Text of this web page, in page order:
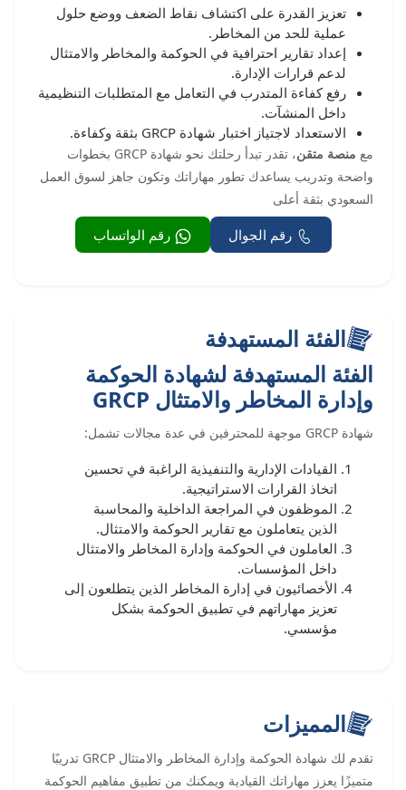
تعزيز القدرة على اكتشاف نقاط الضعف ووضع حلول
عملية للحد من المخاطر.
إعداد تقارير احترافية في الحوكمة والمخاطر والامتثال
لدعم قرارات الإدارة.
رفع كفاءة المتدرب في التعامل مع المتطلبات التنظيمية
داخل المنشآت.
الاستعداد لاجتياز اختبار شهادة GRCP بثقة وكفاءة.
مع منصة متقن
، تقدر تبدأ رحلتك نحو شهادة GRCP بخطوات
واضحة وتدريب يساعدك تطور مهاراتك وتكون جاهز لسوق العمل
السعودي بثقة أعلى
رقم الجوال رقم الواتساب
الفئة المستهدفة
الفئة المستهدفة لشهادة الحوكمة
وإدارة المخاطر والامتثال GRCP
شهادة GRCP موجهة للمحترفين في عدة مجالات تشمل:
القيادات الإدارية والتنفيذية الراغبة في تحسين
اتخاذ القرارات الاستراتيجية.
الموظفون في المراجعة الداخلية والمحاسبة
الذين يتعاملون مع تقارير الحوكمة والامتثال.
العاملون في الحوكمة وإدارة المخاطر والامتثال
داخل المؤسسات.
الأخصائيون في إدارة المخاطر الذين يتطلعون إلى
تعزيز مهاراتهم في تطبيق الحوكمة بشكل
مؤسسي.
المميزات
تقدم لك شهادة الحوكمة وإدارة المخاطر والامتثال GRCP تدريبًا
متميزًا يعزز مهاراتك القيادية ويمكنك من تطبيق مفاهيم الحوكمة